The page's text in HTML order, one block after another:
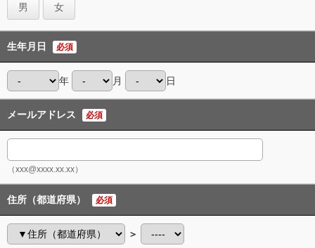
男 女
生年月日 必須
年 月 日
メールアドレス 必須
（xxx@xxxx.xx.xx）
住所（都道府県） 必須
＞